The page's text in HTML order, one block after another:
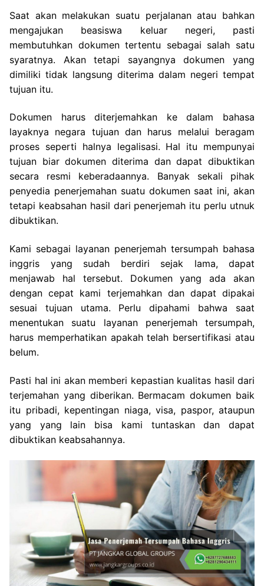
Saat akan melakukan suatu perjalanan atau bahkan
mengajukan beasiswa keluar negeri, pasti
membutuhkan dokumen tertentu sebagai salah satu
syaratnya. Akan tetapi sayangnya dokumen yang
dimiliki tidak langsung diterima dalam negeri tempat
tujuan itu.
Dokumen harus diterjemahkan ke dalam bahasa
layaknya negara tujuan dan harus melalui beragam
proses seperti halnya legalisasi. Hal itu mempunyai
tujuan biar dokumen diterima dan dapat dibuktikan
secara resmi keberadaannya. Banyak sekali pihak
penyedia penerjemahan suatu dokumen saat ini, akan
tetapi keabsahan hasil dari penerjemah itu perlu utnuk
dibuktikan.
Kami sebagai layanan penerjemah tersumpah bahasa
inggris yang sudah berdiri sejak lama, dapat
menjawab hal tersebut. Dokumen yang ada akan
dengan cepat kami terjemahkan dan dapat dipakai
sesuai tujuan utama. Perlu dipahami bahwa saat
menentukan suatu layanan penerjemah tersumpah,
harus memperhatikan apakah telah bersertifikasi atau
belum.
Pasti hal ini akan memberi kepastian kualitas hasil dari
terjemahan yang diberikan. Bermacam dokumen baik
itu pribadi, kepentingan niaga, visa, paspor, ataupun
yang yang lain bisa kami tuntaskan dan dapat
dibuktikan keabsahannya.